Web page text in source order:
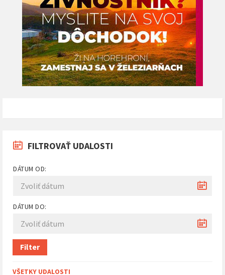
FILTROVAŤ UDALOSTI
DÁTUM OD:
DÁTUM DO:
Filter
VŠETKY UDALOSTI